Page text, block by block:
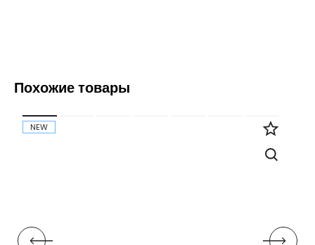
Похожие товары
NEW